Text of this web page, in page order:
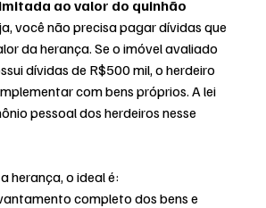
ao valor do quinhão
você não precisa pagar dívidas que
da herança. Se o imóvel avaliado
dívidas de R$500 mil, o herdeiro
com bens próprios. A lei
pessoal dos herdeiros nesse
herança, o ideal é:
completo dos bens e